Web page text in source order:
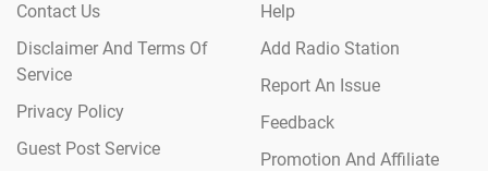
Contact Us
Disclaimer And Terms Of
Service
Privacy Policy
Guest Post Service
Help
Add Radio Station
Report An Issue
Feedback
Promotion And Affiliate